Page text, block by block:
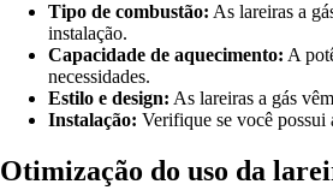
Tipo de combustão: As lareiras a
instalação.
Capacidade de aquecimento: A
necessidades.
Estilo e design: As lareiras a gás
Instalação: Verifique se você possui
Otimização do uso da